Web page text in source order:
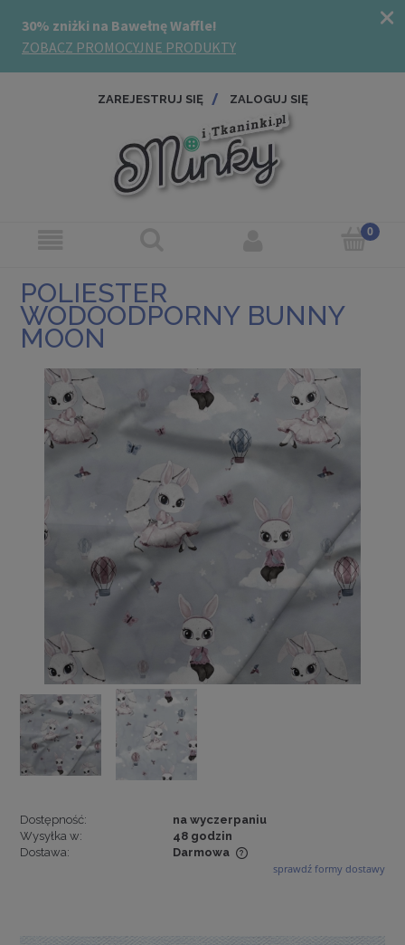
ZAREJESTRUJ SIĘ ZALOGUJ SIĘ
POLIESTER
WODOODPORNY BUNNY
MOON
Dostępność:
na wyczerpaniu
Wysyłka w:
48 godzin
Dostawa:
Darmowa
Cena nie zawiera ewentualnych kosztów płatności
sprawdź formy dostawy